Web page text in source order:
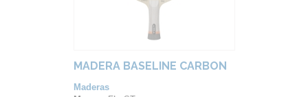
MADERA BASELINE CARBON
Maderas